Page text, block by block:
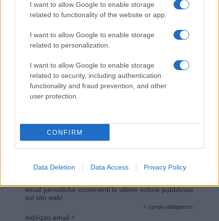
I want to allow Google to enable storage
related to functionality of the website or app.
I want to allow Google to enable storage
related to personalization.
I want to allow Google to enable storage
related to security, including authentication
functionality and fraud prevention, and other
user protection.
CONFIRM
Data Deletion Data Access Privacy Policy
Giovannimaria Cabras
Invia un Comunicato Stampa
Vuoi rimanere sempre aggiornato?
email periodiche contenenti le ultime notizie pubblicate
sul sito web!
* campo obbligatorio
Indirizzo email